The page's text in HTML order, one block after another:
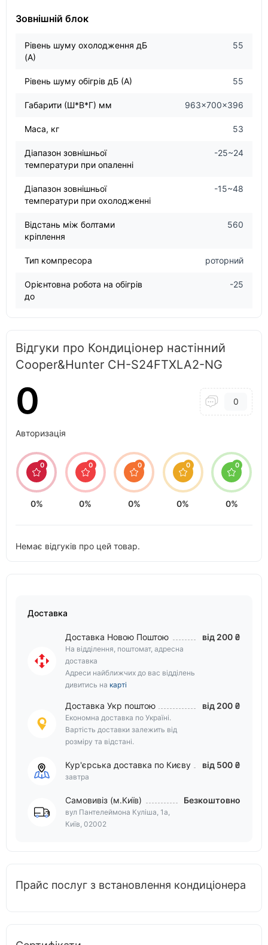
Зовнішній блок
Рівень шуму охолодження дБ
(А)
55
Рівень шуму обігрів дБ (А) 55
Габарити (Ш*В*Г) мм 963×700×396
Маса, кг 53
Діапазон зовнішньої
температури при опаленні
-25~24
Діапазон зовнішньої
температури при охолодженні
-15~48
Відстань між болтами
кріплення
560
Тип компресора роторний
Орієнтовна робота на обігрів
до
-25
Відгуки про Кондиціонер настінний
Cooper&Hunter CH-S24FTXLA2-NG
0 0
Авторизація
0
0%
0
0%
0
0%
0
0%
0
0%
Немає відгуків про цей товар.
Доставка
Доставка Новою Поштою
На відділення, поштомат, адресна
доставка
Адреси найближчих до вас відділень
дивитись на карті
від 200 ₴
Доставка Укр поштою
Економна доставка по Україні.
Вартість доставки залежить від
розміру та відстані.
від 200 ₴
Кур'єрська доставка по Києву
завтра
від 500 ₴
Самовивіз (м.Київ)
вул Пантелеймона Куліша, 1а,
Київ, 02002
Безкоштовно
Прайс послуг з встановлення кондиціонера